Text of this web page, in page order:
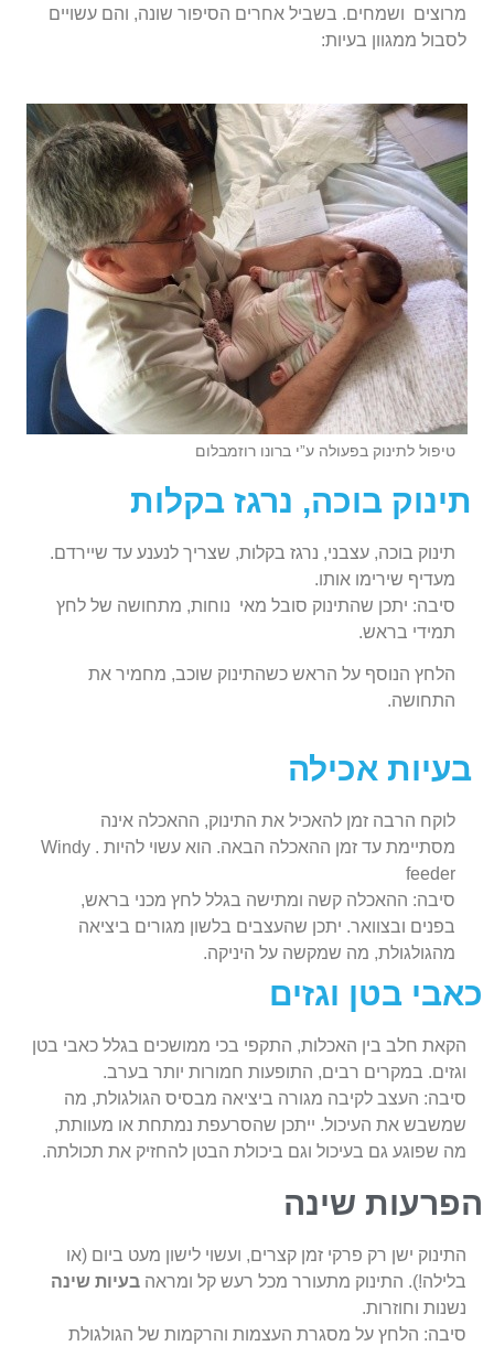
מרוצים ושמחים. בשביל אחרים הסיפור שונה, והם עשויים
לסבול ממגוון בעיות:
טיפול לתינוק בפעולה ע”י ברונו רוזמבלום
תינוק בוכה, נרגז בקלות
תינוק בוכה, עצבני, נרגז בקלות, שצריך לנענע עד שיירדם.
מעדיף שירימו אותו.
סיבה: יתכן שהתינוק סובל מאי נוחות, מתחושה של לחץ
תמידי בראש.
הלחץ הנוסף על הראש כשהתינוק שוכב, מחמיר את
התחושה.
בעיות אכילה
לוקח הרבה זמן להאכיל את התינוק, ההאכלה אינה
מסתיימת עד זמן ההאכלה הבאה. הוא עשוי להיות . Windy
feeder
סיבה: ההאכלה קשה ומתישה בגלל לחץ מכני בראש,
בפנים ובצוואר. יתכן שהעצבים בלשון מגורים ביציאה
מהגולגולת, מה שמקשה על היניקה.
כאבי בטן וגזים
הקאת חלב בין האכלות, התקפי בכי ממושכים בגלל כאבי בטן
וגזים. במקרים רבים, התופעות חמורות יותר בערב.
סיבה: העצב לקיבה מגורה ביציאה מבסיס הגולגולת, מה
שמשבש את העיכול. ייתכן שהסרעפת נמתחת או מעוותת,
מה שפוגע גם בעיכול וגם ביכולת הבטן להחזיק את תכולתה.
הפרעות שינה
התינוק ישן רק פרקי זמן קצרים, ועשוי לישון מעט ביום (או
בלילה!). התינוק מתעורר מכל רעש קל ומראה בעיות שינה
נשנות וחוזרות.
סיבה: הלחץ על מסגרת העצמות והרקמות של הגולגולת